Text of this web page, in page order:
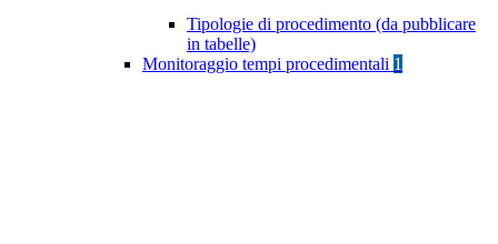
Tipologie di procedimento (da pubblicare
in tabelle)
Monitoraggio tempi procedimentali 1